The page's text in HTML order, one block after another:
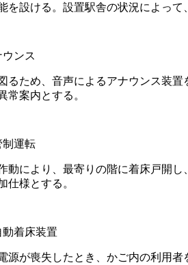
を設ける。設置駅舎の状況によっ
ウンス
るため、音声によるアナウンス装
常案内とする。
制運転
動により、最寄りの階に着床戸開
仕様とする。
動着床装置
源が喪失したとき、かご内の利用